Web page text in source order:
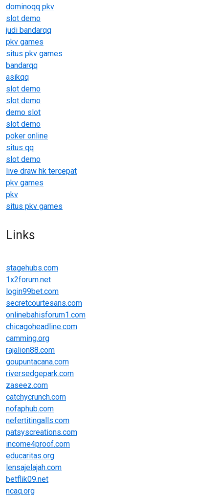
dominoqq pkv
slot demo
judi bandarqq
pkv games
situs pkv games
bandarqq
asikqq
slot demo
slot demo
demo slot
slot demo
poker online
situs qq
slot demo
live draw hk tercepat
pkv games
pkv
situs pkv games
Links
stagehubs.com
1x2forum.net
login99bet.com
secretcourtesans.com
onlinebahisforum1.com
chicagoheadline.com
camming.org
rajalion88.com
goupuntacana.com
riversedgepark.com
zaseez.com
catchycrunch.com
nofaphub.com
nefertitingalls.com
patsyscreations.com
income4proof.com
educaritas.org
lensajelajah.com
betflik09.net
ncaq.org